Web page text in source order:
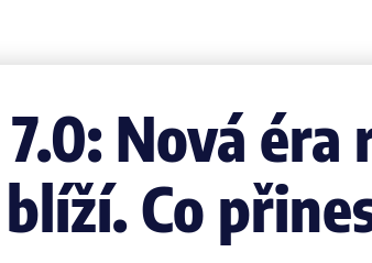
Nová éra
Co